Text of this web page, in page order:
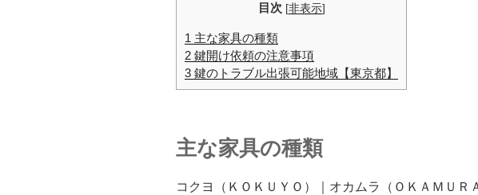
目次 [非表示]
1 主な家具の種類
2 鍵開け依頼の注意事項
3 鍵のトラブル出張可能地域【東京都】
主な家具の種類
コクヨ（ＫＯＫＵＹＯ）｜オカムラ（ＯＫＡＭＵＲ